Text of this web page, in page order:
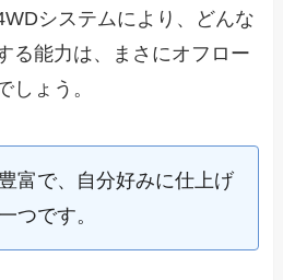
システムにより、どんな
る能力は、まさにオフロー
しょう。
富で、自分好みに仕上げ
つです。